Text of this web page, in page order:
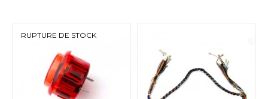
RUPTURE DE STOCK